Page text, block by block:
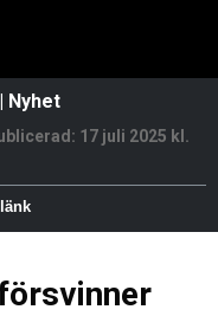
Nyhet
17 juli 2025 kl.